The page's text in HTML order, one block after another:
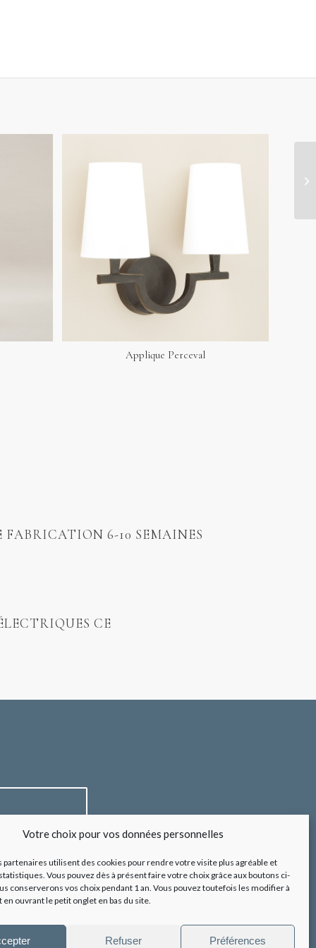
Votre choix pour vos données personnelles
partenaires utilisent des cookies pour rendre votre visite plus agréable et
Vous pouvez dès à présent faire votre choix grâce aux boutons ci-
conserverons vos choix pendant 1 an. Vous pouvez toutefois les modifier à
ouvrant le petit onglet en bas du site.
Refuser Préférences
Applique Perceval
FABRICATION 6-10 SEMAINES
CE
*